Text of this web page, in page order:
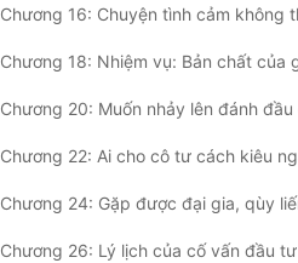
Chương 16: Chuyện tình cảm không thể
Chương 18: Nhiệm vụ: Bản chất của
Chương 20: Muốn nhảy lên đánh đầu
Chương 22: Ai cho cô tư cách kiêu
Chương 24: Gặp được đại gia, qùy
Chương 26: Lý lịch của cố vấn đầu